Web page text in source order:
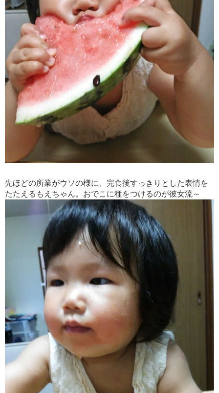
先ほどの所業がウソの様に、完食後すっきりとした表情を
たたえるもえちゃん。おでこに種をつけるのが彼女流～